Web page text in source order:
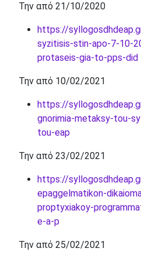
Την από 21/10/2020
https://
syzitisis-stin-apo-7-10-
protaseis-gia-to-pps-did
Την από 10/02/2021
https://
gnorimia-metaksy-tou-
tou-eap
Την από 23/02/2021
https://
epaggelmatikon-
proptyxiakoy-
e-a-p
Την από 25/02/2021